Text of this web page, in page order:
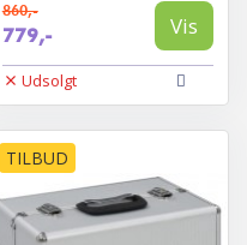
860,-
779,- Vis
Udsolgt
TILBUD